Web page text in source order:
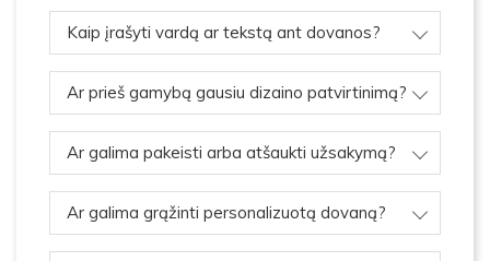
Kaip įrašyti vardą ar tekstą ant dovanos?
Ar prieš gamybą gausiu dizaino patvirtinimą?
Ar galima pakeisti arba atšaukti užsakymą?
Ar galima grąžinti personalizuotą dovaną?